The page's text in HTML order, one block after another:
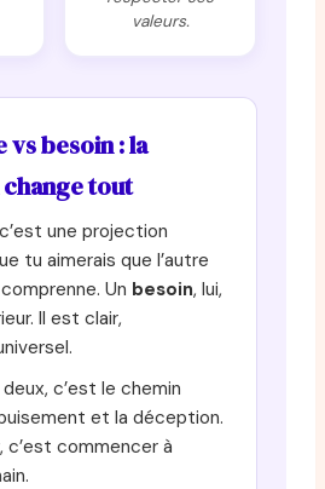
valeurs.
vs besoin : la
tout
une projection
tu aimerais que l’autre
Un besoin, lui,
Il est clair,
c’est le chemin
et la déception.
c’est commencer à